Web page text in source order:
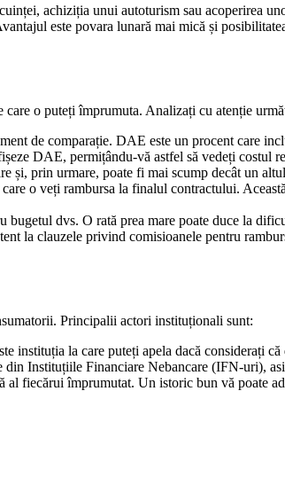
achiziția unui autoturism sau acoperirea
este povara lunară mai mică și
care o puteți împrumuta. Analizați cu atenție
de comparație. DAE este un procent care
DAE, permițându-vă astfel să vedeți costul
prin urmare, poate fi mai scump decât un
o veți rambursa la finalul contractului.
bugetul dvs. O rată prea mare poate duce la
la clauzele privind comisioanele pentru
Principalii actori instituționali sunt:
instituția la care puteți apela dacă considerați
din Instituțiile Financiare Nebancare (IFN-uri),
al fiecărui împrumutat. Un istoric bun vă poate